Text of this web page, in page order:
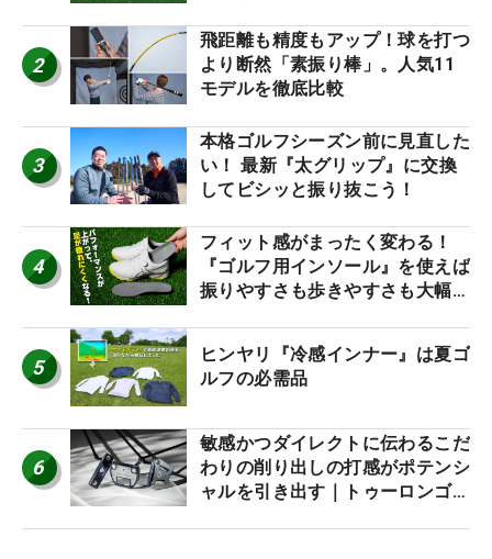
2
飛距離も精度もアップ！球を打つ
より断然「素振り棒」。人気11
モデルを徹底比較
3
本格ゴルフシーズン前に見直した
い！ 最新『太グリップ』に交換
してビシッと振り抜こう！
4
フィット感がまったく変わる！
『ゴルフ用インソール』を使えば
振りやすさも歩きやすさも大幅に
5
ヒンヤリ『冷感インナー』は夏ゴ
ルフの必需品
6
敏感かつダイレクトに伝わるこだ
わりの削り出しの打感がポテンシ
ャルを引き出す｜トゥーロンゴル